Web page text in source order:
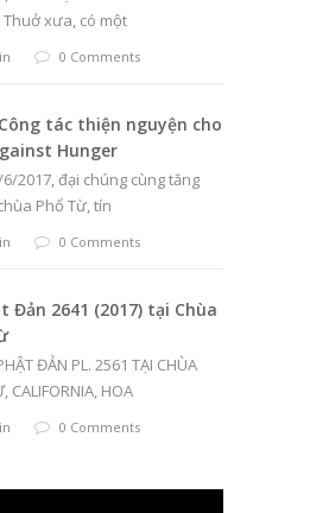
xưa, có một
0 Comments
tác thiện nguyện cho
Hunger
2017, đại chúng cùng tăng
Phổ Từ, tín
0 Comments
Đản 2641 (2017) tại Chùa
ĐẢN PL. 2561 TẠI CHÙA
CALIFORNIA, HOA
0 Comments